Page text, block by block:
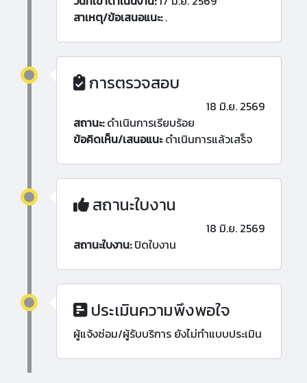
สาเหตุ/ข้อเสนอแนะ:.
การตรวจสอบ
18 มิ.ย. 2569
สถานะ:ดำเนินการเรียบร้อย
ข้อคิดเห็น/เสนอแนะดำเนินการแล้วเสร็จ
สถานะใบงาน
18 มิ.ย. 2569
สถานะใบงาน:ปิดใบงาน
ประเมินความพึงพอใจ
ผู้แจ้งซ่อม/ผู้รับบริการ ยังไม่ทำแบบประเมิน